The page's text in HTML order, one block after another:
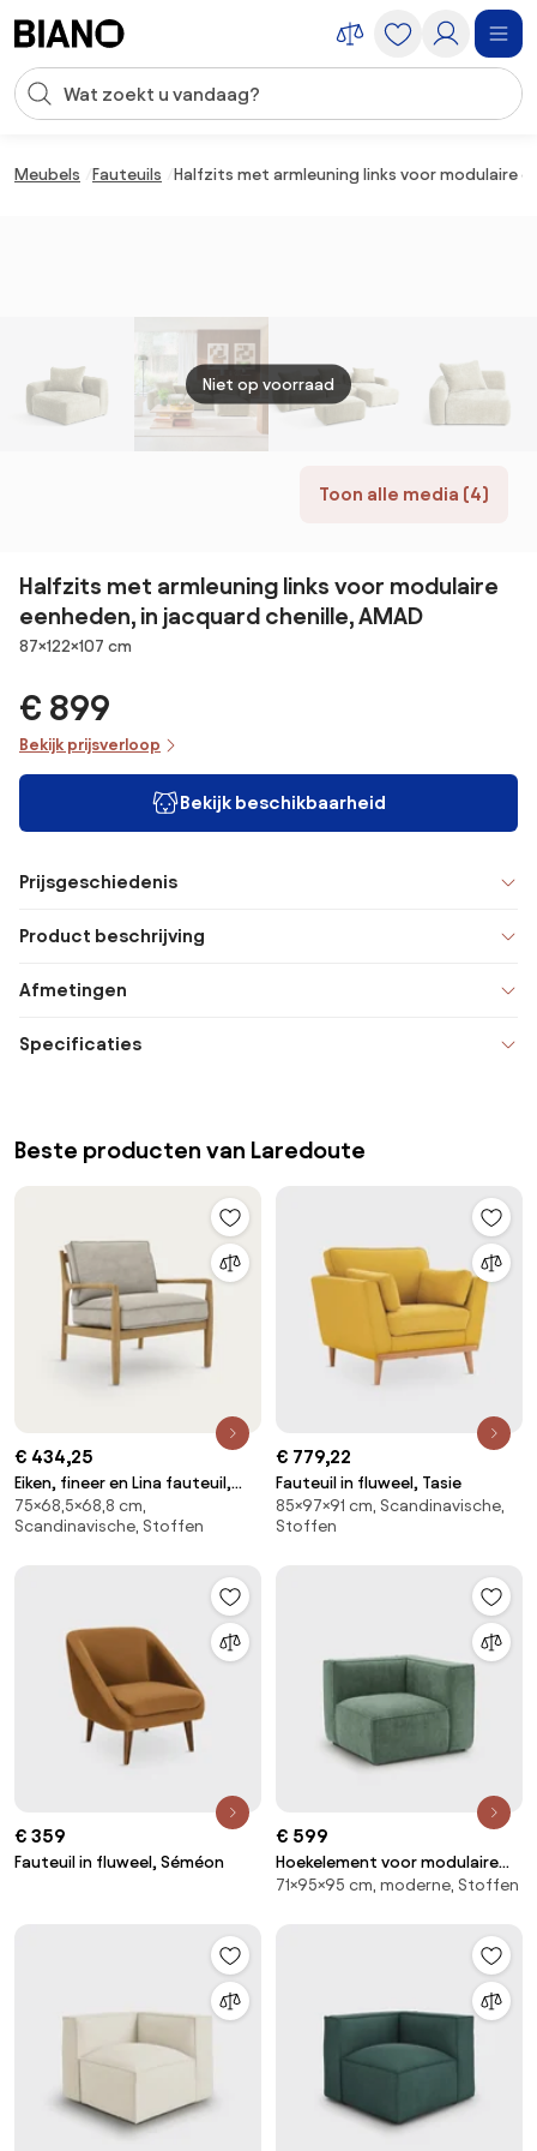
Zoekopdracht invoeren
Meubels Fauteuils Halfzits met armleuning links voor modulaire
Toon alle media (4)
Niet op voorraad
Halfzits met armleuning links voor modulaire
eenheden, in jacquard chenille, AMAD
Afmetingen
87×122×107 cm
€ 899
Bekijk prijsverloop
Bekijk beschikbaarheid
Prijsgeschiedenis
Product beschrijving
Afmetingen
Specificaties
Beste producten van Laredoute
€ 434,25
Eiken, fineer en Lina fauteuil,
DILMA
75×68,5×68,8 cm,
Scandinavische, Stoffen
€ 779,22
Fauteuil in fluweel, Tasie
85×97×91 cm, Scandinavische,
Stoffen
€ 359
Fauteuil in fluweel, Séméon
€ 599
Hoekelement voor modulaire
bank, in fluweel met structuur,
71×95×95 cm, moderne, Stoffen